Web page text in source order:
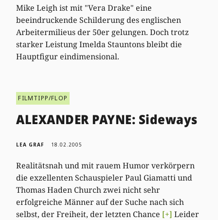
Mike Leigh ist mit "Vera Drake" eine
beeindruckende Schilderung des englischen
Arbeitermilieus der 50er gelungen. Doch trotz
starker Leistung Imelda Stauntons bleibt die
Hauptfigur eindimensional.
FILMTIPP/FLOP
ALEXANDER PAYNE: Sideways
LEA GRAF 18.02.2005
Realitätsnah und mit rauem Humor verkörpern
die exzellenten Schauspieler Paul Giamatti und
Thomas Haden Church zwei nicht sehr
erfolgreiche Männer auf der Suche nach sich
selbst, der Freiheit, der letzten Chance [+] Leider